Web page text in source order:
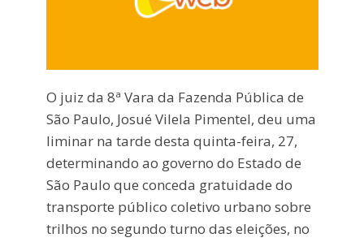
O juiz da 8ª Vara da Fazenda Pública de
São Paulo, Josué Vilela Pimentel, deu uma
liminar na tarde desta quinta-feira, 27,
determinando ao governo do Estado de
São Paulo que conceda gratuidade do
transporte público coletivo urbano sobre
trilhos no segundo turno das eleições, no